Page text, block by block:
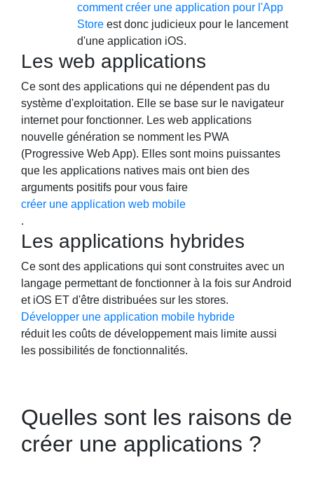
comment créer une application pour l'App
Store est donc judicieux pour le lancement
d'une application iOS.
Les web applications
Ce sont des applications qui ne dépendent pas du
système d'exploitation. Elle se base sur le navigateur
internet pour fonctionner. Les web applications
nouvelle génération se nomment les PWA
(Progressive Web App). Elles sont moins puissantes
que les applications natives mais ont bien des
arguments positifs pour vous faire
créer une application web mobile
.
Les applications hybrides
Ce sont des applications qui sont construites avec un
langage permettant de fonctionner à la fois sur Android
et iOS ET d'être distribuées sur les stores.
Développer une application mobile hybride
réduit les coûts de développement mais limite aussi
les possibilités de fonctionnalités.
Quelles sont les raisons de
créer une applications ?